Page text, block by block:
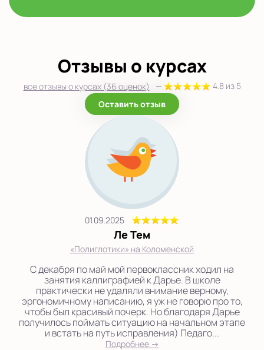
Отзывы о курсах
все отзывы о курсах (36 оценок) —
4.8 из 5
Оставить отзыв
01.09.2025
Ле Тем
«Полиглотики» на Коломенской
С декабря по май мой первоклассник ходил на
занятия каллиграфией к Дарье. В школе
практически не удаляли внимание верному,
эргономичному написанию, я уж не говорю про то,
чтобы был красивый почерк. Но благодаря Дарье
получилось поймать ситуацию на начальном этапе
и встать на путь исправления) Педаго...
Подробнее →